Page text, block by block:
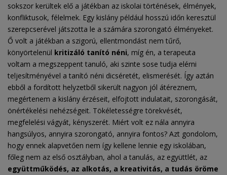
sokszor kerültek elő a játékban az iskolai történések, élmények,
konfliktusok, félelmek. Egy kislány például hosszú időn keresztül
szerepcserével játszotta le a számára szorongató élményeket.
Ő volt a játékban a szigorú, ellentmondást nem tűrő,
könyörtelenül kritizáló tanító néni, míg én, a terapeuta
voltam a megszeppent tanuló, aki szinte sose tudja elérni
teljesítményével a tanító néni dicséretét, elismerését. Így aztán
ebből a fordított helyzetből sikerült nagyon jól átéreznem,
megértenem a kislány érzéseit, elfojtott indulatait, szorongását,
önértékelési nehézségeit. Tökéletességre törekvését,
megfelelési vágyát, kényszerét. Miért volt ez nála annyira
hangsúlyos, annyira szorongató, annyira fontos? Azt gondolom,
hogy ennek alapvetően nem így kellene lennie egy iskolában,
főleg nem az első osztályban, ahol a tanulás, az együttlét, az
együttműködés, az alkotás, a kreativitás, a tudás öröme